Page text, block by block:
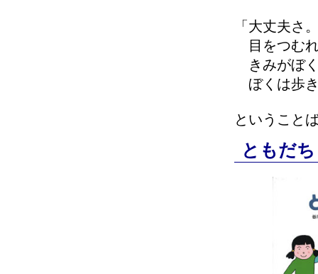
「大丈夫さ
目をつむ
きみがぼ
ぼくは歩
ということ
ともだち